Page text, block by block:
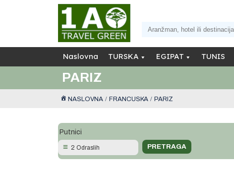
Naslovna TURSKA EGIPAT TUNIS
PARIZ
NASLOVNA FRANCUSKA PARIZ
Putnici
2 Odraslih